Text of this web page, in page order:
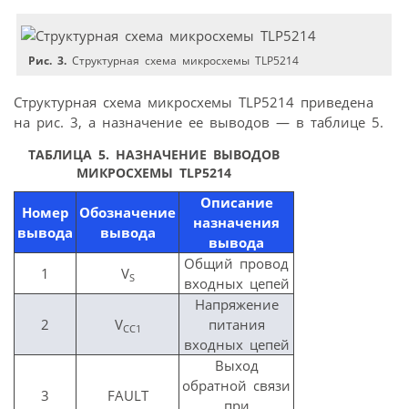
Рис. 3. Структурная схема микросхемы TLP5214
Структурная схема микросхемы TLP5214 приведена
на рис. 3, а назначение ее выводов — в таблице 5.
ТАБЛИЦА 5. НАЗНАЧЕНИЕ ВЫВОДОВ
МИКРОСХЕМЫ TLP5214
Номер
вывода
Обозначение
вывода
Описание
назначения
вывода
1
VS
Общий провод
входных цепей
2 VСС1
Напряжение
питания
входных цепей
3 FAULT
Выход
обратной связи